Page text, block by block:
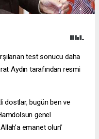
test sonucu daha
Aydın tarafından resmi
dostlar, bugün ben ve
genel
emanet olun”